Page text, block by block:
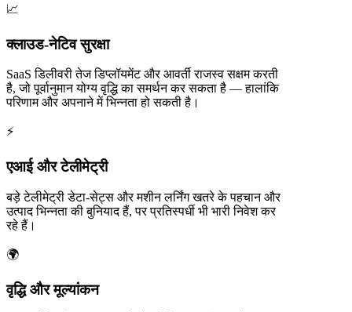
📈
क्लाउड-नेटिव सुरक्षा
SaaS डिलीवरी तेज डिप्लॉयमेंट और आवर्ती राजस्व सक्षम करती
है, जो पूर्वानुमान योग्य वृद्धि का समर्थन कर सकता है — हालांकि
परिणाम और अपनाने में भिन्नता हो सकती है।
⚡
एआई और टेलीमेट्री
बड़े टेलीमेट्री डेटा-सेट्स और मशीन लर्निंग खतरे के पहचान और
उत्पाद भिन्नता की बुनियाद हैं, पर प्रतिस्पर्धी भी भारी निवेश कर
रहे हैं।
🌍
वृद्धि और मूल्यांकन